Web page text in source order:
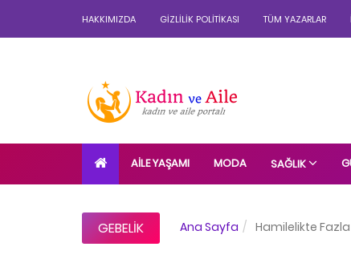
HAKKIMIZDA GIZLILIK POLITIKASI TÜM YAZARLAR
AILE YAŞAMI MODA SAĞLIK
GEBELIK Ana Sayfa Hamilelikte